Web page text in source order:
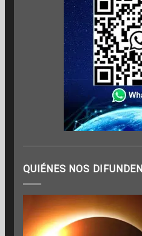
QUIÉNES NOS DIFUNDEN